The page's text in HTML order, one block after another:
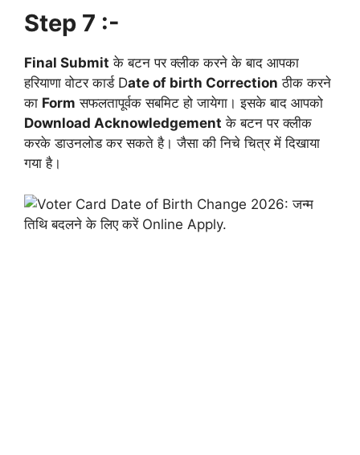
Step 7 :-
Final Submit के बटन पर क्लीक करने के बाद आपका
हरियाणा वोटर कार्ड Date of birth Correction ठीक करने
का Form सफलतापूर्वक सबमिट हो जायेगा। इसके बाद आपको
Download Acknowledgement के बटन पर क्लीक
करके डाउनलोड कर सकते है। जैसा की निचे चित्र में दिखाया
गया है।